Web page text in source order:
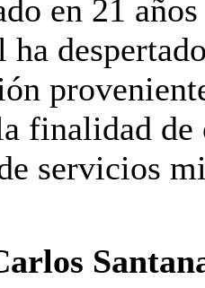
en 21
ha
finalidad
servicios